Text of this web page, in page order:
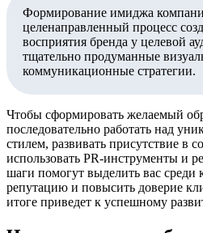
Формирование имиджа
целенаправленный процесс
восприятия бренда у целевой
тщательно продуманные
коммуникационные стратегии.
Чтобы сформировать желаемый
последовательно работать над
стилем, развивать присутствие в
использовать PR-инструменты и
шаги помогут выделить вас среди
репутацию и повысить доверие
итоге приведет к успешному